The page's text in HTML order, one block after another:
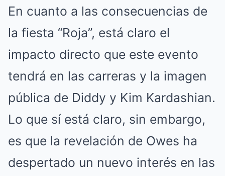
En cuanto a las consecuencias de
la fiesta “Roja”, está claro el
impacto directo que este evento
tendrá en las carreras y la imagen
pública de Diddy y Kim Kardashian.
Lo que sí está claro, sin embargo,
es que la revelación de Owes ha
despertado un nuevo interés en las